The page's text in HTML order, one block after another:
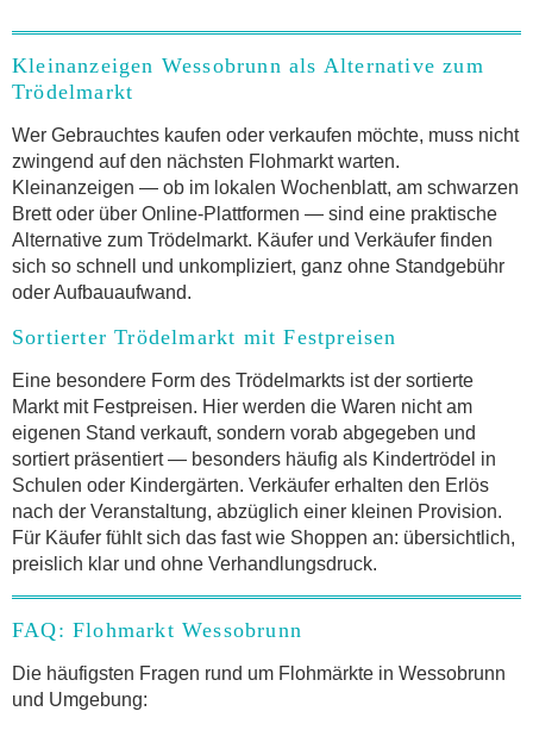
Kleinanzeigen Wessobrunn als Alternative zum
Trödelmarkt
Wer Gebrauchtes kaufen oder verkaufen möchte, muss nicht
zwingend auf den nächsten Flohmarkt warten.
Kleinanzeigen — ob im lokalen Wochenblatt, am schwarzen
Brett oder über Online-Plattformen — sind eine praktische
Alternative zum Trödelmarkt. Käufer und Verkäufer finden
sich so schnell und unkompliziert, ganz ohne Standgebühr
oder Aufbauaufwand.
Sortierter Trödelmarkt mit Festpreisen
Eine besondere Form des Trödelmarkts ist der sortierte
Markt mit Festpreisen. Hier werden die Waren nicht am
eigenen Stand verkauft, sondern vorab abgegeben und
sortiert präsentiert — besonders häufig als Kindertrödel in
Schulen oder Kindergärten. Verkäufer erhalten den Erlös
nach der Veranstaltung, abzüglich einer kleinen Provision.
Für Käufer fühlt sich das fast wie Shoppen an: übersichtlich,
preislich klar und ohne Verhandlungsdruck.
FAQ: Flohmarkt Wessobrunn
Die häufigsten Fragen rund um Flohmärkte in Wessobrunn
und Umgebung: